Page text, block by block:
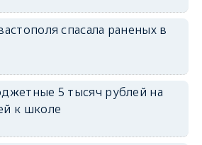
спасала раненых в
5 тысяч рублей на
к школе